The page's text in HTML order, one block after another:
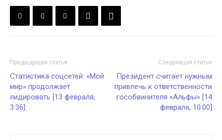
Предыдущая статья
Статистика соцсетей: «Мой
мир» продолжает
лидировать [13 февраля,
3:36]
Следующая статья
Президент считает нужным
привлечь к ответственности
гособвинителя «Альфы» [14
февраля, 10:00]